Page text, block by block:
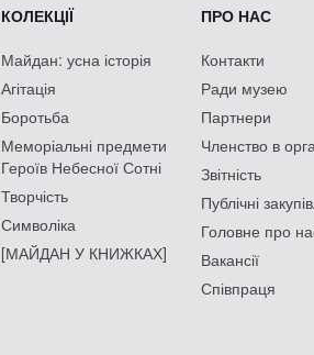
КОЛЕКЦІЇ
Майдан: усна історія
Агітація
Боротьба
Меморіальні предмети
Героїв Небесної Сотні
Творчість
Символіка
[МАЙДАН У КНИЖКАХ]
ПРО НАС
Контакти
Ради музею
Партнери
Членство в
Звітність
Публічні
Головне про
Вакансії
Співпраця